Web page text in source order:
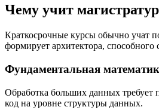
Чему учит
Краткосрочные курсы обычно учат
формирует архитектора,
Фундаментальная
Обработка больших данных
код на уровне структуры данных.